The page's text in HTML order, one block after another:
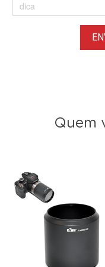
(Exceto Lentes para
Quem